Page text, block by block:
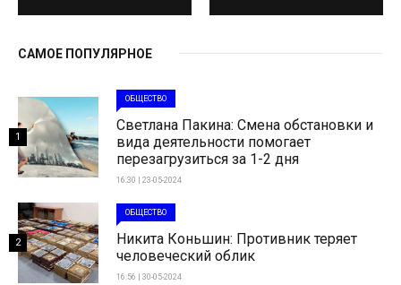
САМОЕ ПОПУЛЯРНОЕ
ОБЩЕСТВО
Светлана Пакина: Смена обстановки и
вида деятельности помогает
перезагрузиться за 1-2 дня
16:30 | 23-05-2024
1
ОБЩЕСТВО
Никита Коньшин: Противник теряет
человеческий облик
16:56 | 30-05-2024
2